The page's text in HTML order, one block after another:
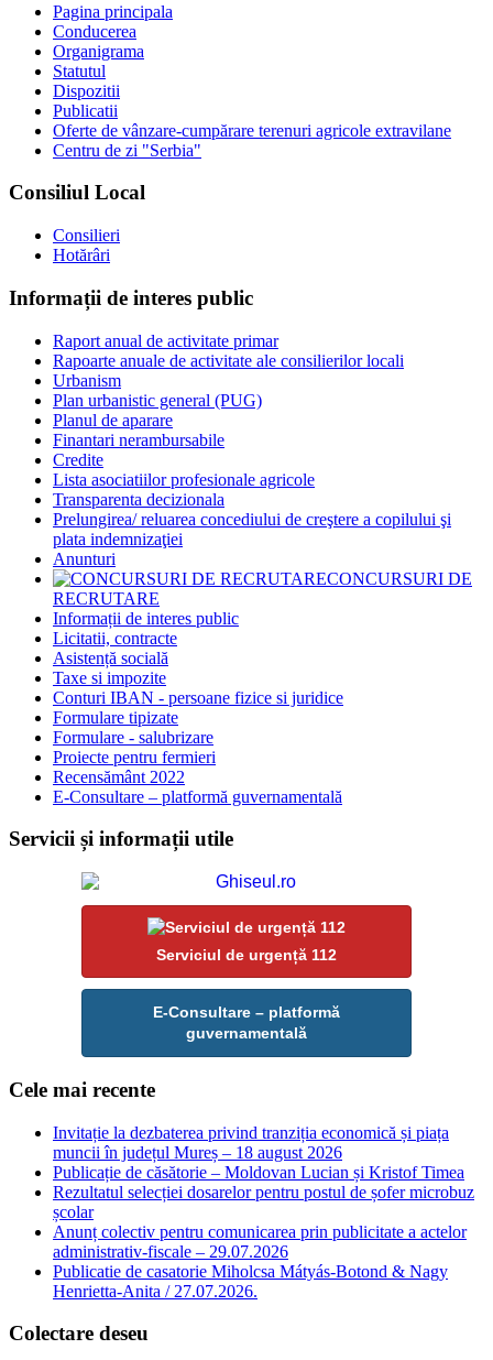
Pagina principala
Conducerea
Organigrama
Statutul
Dispozitii
Publicatii
Oferte de vânzare-cumpărare terenuri agricole extravilane
Centru de zi "Serbia"
Consiliul Local
Consilieri
Hotărâri
Informații de interes public
Raport anual de activitate primar
Rapoarte anuale de activitate ale consilierilor locali
Urbanism
Plan urbanistic general (PUG)
Planul de aparare
Finantari nerambursabile
Credite
Lista asociatiilor profesionale agricole
Transparenta decizionala
Prelungirea/ reluarea concediului de creştere a copilului şi
plata indemnizaţiei
Anunturi
CONCURSURI DE
RECRUTARE
Informații de interes public
Licitatii, contracte
Asistență socială
Taxe si impozite
Conturi IBAN - persoane fizice si juridice
Formulare tipizate
Formulare - salubrizare
Proiecte pentru fermieri
Recensământ 2022
E-Consultare – platformă guvernamentală
Servicii și informații utile
Serviciul de urgență 112
E-Consultare – platformă
guvernamentală
Cele mai recente
Invitație la dezbaterea privind tranziția economică și piața
muncii în județul Mureș – 18 august 2026
Publicație de căsătorie – Moldovan Lucian și Kristof Timea
Rezultatul selecției dosarelor pentru postul de șofer microbuz
școlar
Anunț colectiv pentru comunicarea prin publicitate a actelor
administrativ-fiscale – 29.07.2026
Publicatie de casatorie Miholcsa Mátyás-Botond & Nagy
Henrietta-Anita / 27.07.2026.
Colectare deseu